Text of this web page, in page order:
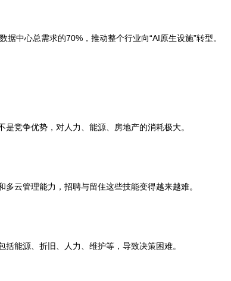
心总需求的70%，推动整个行业向“AI原生设施”转型。
竞争优势，对人力、能源、房地产的消耗极大。
管理能力，招聘与留住这些技能变得越来越难。
能源、折旧、人力、维护等，导致决策困难。